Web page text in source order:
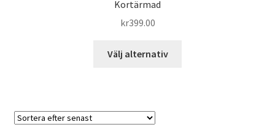
Kortärmad
kr399.00
Välj alternativ